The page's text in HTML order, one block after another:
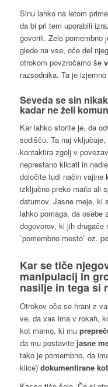
Sinu lahko na letom
da bi pri tem uporabili
govorili. Zelo pomembno
glede na vse, oče del
otrokom povzročamo še
razsodnika. Ta je izjemno
Seveda se sin
kadar ne želi
Kar lahko storite je, da
sodišču. Ta naj
kontaktira zgolj v
neprestano klicati in
določite tudi način vajine
izključno preko maila ali
datumov. Jasne meje, ki
lahko pomaga, da osebe z
dogovorov, ki jih
`pomembno mesto` oz.
Kar se tiče
manipulacij in
nasiljein tega si
Otrokov oče se hrani z
ve, da vas ima v rokah,
kot mamo, ki mu
da mu postavite jasne
tako je pomembno, da
klice) dokumentirane